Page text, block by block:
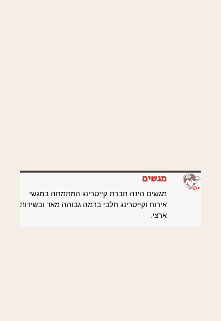
מגשים
מגשים הינה חברת קייטרינג המתמחה במגשי
אירוח וקייטרינג חלבי ברמה גבוהה מאד ובשירות
ארצי.